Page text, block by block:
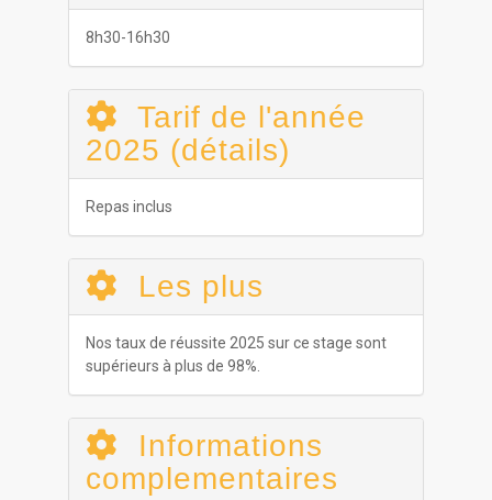
8h30-16h30
Tarif de l'année
2025 (détails)
Repas inclus
Les plus
Nos taux de réussite 2025 sur ce stage sont
supérieurs à plus de 98%.
Informations
complementaires